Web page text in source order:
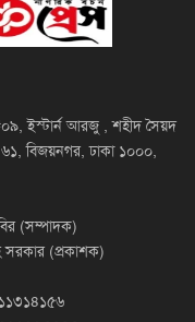
ইস্টার্ন আরজু , শহীদ সৈয়দ
বিজয়নগর, ঢাকা ১০০০,
(সম্পাদক)
সরকার (প্রকাশক)